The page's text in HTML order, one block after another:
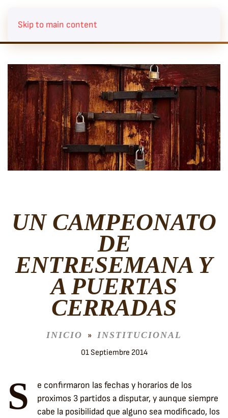
Skip to main content
UN CAMPEONATO
DE
ENTRESEMANA Y
A PUERTAS
CERRADAS
INICIO INSTITUCIONAL
01 Septiembre 2014
S
e confirmaron las fechas y horarios de los
proximos 3 partidos a disputar, y aunque siempre
cabe la posibilidad que alguno sea modificado, los